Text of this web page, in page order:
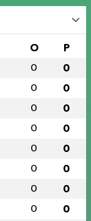
O P
0 0
0 0
0 0
0 0
0 0
0 0
0 0
0 0